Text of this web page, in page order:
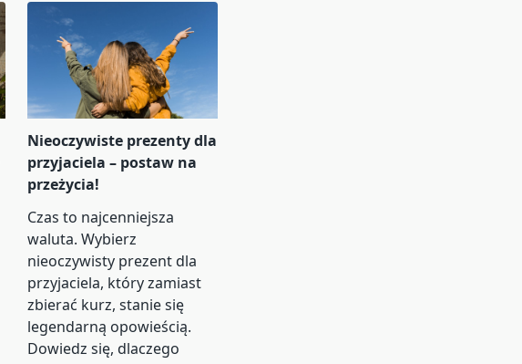
Nieoczywiste prezenty dla
przyjaciela – postaw na
przeżycia!
Czas to najcenniejsza
waluta. Wybierz
nieoczywisty prezent dla
przyjaciela, który zamiast
zbierać kurz, stanie się
legendarną opowieścią.
Dowiedz się, dlaczego